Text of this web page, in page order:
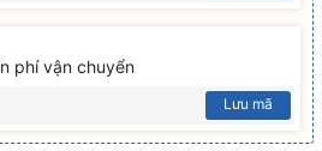
phí vận chuyển
Lưu mã